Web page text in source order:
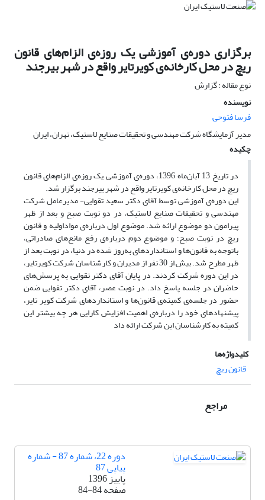
برگزاری دوره‌ی آموزشی یک روزه‌ی الزام‌های قانون
ریچ در محل کارخانه‌ی کویرتایر واقع در شهر بیرجند
نوع مقاله : گزارش
نویسنده
فرسا فتوحی
مدیر آزمایشگاه شرکت مهندسی و تحقیقات صنایع لاستیک،‌ تهران، ایران
چکیده
در تاریخ 13 آبان‌ماه 1396، دوره‌ی آموزشی یک روزه‌ی الزام‌های قانون
ریچ در محل کارخانه‌ی کویرتایر واقع در شهر بیرجند برگزار شد.
این دوره‌ی آموزشی توسط آقای دکتر سعید تقوایی- مدیرعامل شرکت
مهندسی و تحقیقات صنایع لاستیک، در دو نوبت صبح و بعد از ظهر
پیرامون دو موضوع ارائه شد. موضوع اول درباره‌ی مواداولیه و قانون
ریچ در نوبت صبح؛ و موضوع دوم درباره‌ی رفع‌ مانع‌های صادراتی،
باتوجه به قانون‌ها و استانداردهای به‌روز شده در دنیا، در نوبت بعد از
ظهر مطرح شد. بیش از 30 نفر از مدیران و کارشناسان شرکت کویرتایر،
در این دوره شرکت کردند. در پایان آقای دکتر تقوایی به پرسش‌‌های
حاضران در جلسه پاسخ داد. در نوبت عصر، آقای دکتر تقوایی ضمن
حضور در جلسه‌ی کمیته‌ی قانون‌ها و استانداردهای شرکت کویر تایر،
پیشنهادهای خود را درباره‌ی اهمیت افزایش کارایی هر چه بیشتر این
کمیته به کارشناسان این شرکت ارائه داد
کلیدواژه‌ها
قانون ریچ
مراجع
دوره 22، شماره 87 - شماره
پیاپی 87
پاییز 1396
صفحه84-84